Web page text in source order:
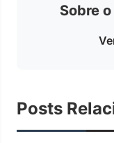
Sobre
Posts